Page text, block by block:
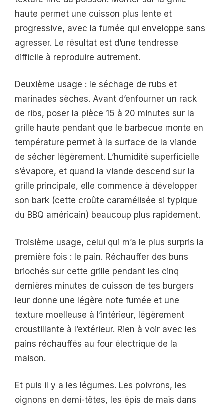
haute permet une cuisson plus lente et
progressive, avec la fumée qui enveloppe sans
agresser. Le résultat est d’une tendresse
difficile à reproduire autrement.
Deuxième usage : le séchage de rubs et
marinades sèches. Avant d’enfourner un rack
de ribs, poser la pièce 15 à 20 minutes sur la
grille haute pendant que le barbecue monte en
température permet à la surface de la viande
de sécher légèrement. L’humidité superficielle
s’évapore, et quand la viande descend sur la
grille principale, elle commence à développer
son bark (cette croûte caramélisée si typique
du BBQ américain) beaucoup plus rapidement.
Troisième usage, celui qui m’a le plus surpris la
première fois : le pain. Réchauffer des buns
briochés sur cette grille pendant les cinq
dernières minutes de cuisson de tes burgers
leur donne une légère note fumée et une
texture moelleuse à l’intérieur, légèrement
croustillante à l’extérieur. Rien à voir avec les
pains réchauffés au four électrique de la
maison.
Et puis il y a les légumes. Les poivrons, les
oignons en demi-têtes, les épis de maïs dans